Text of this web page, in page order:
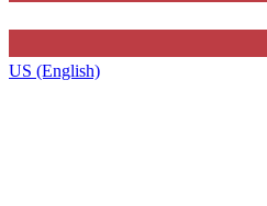
US (English)